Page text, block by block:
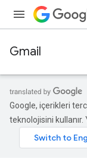
Gmail
Google, içerikleri
teknolojisini